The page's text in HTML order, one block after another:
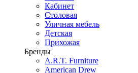
Кабинет
Столовая
Уличная мебель
Детская
Прихожая
Бренды
A.R.T. Furniture
American Drew